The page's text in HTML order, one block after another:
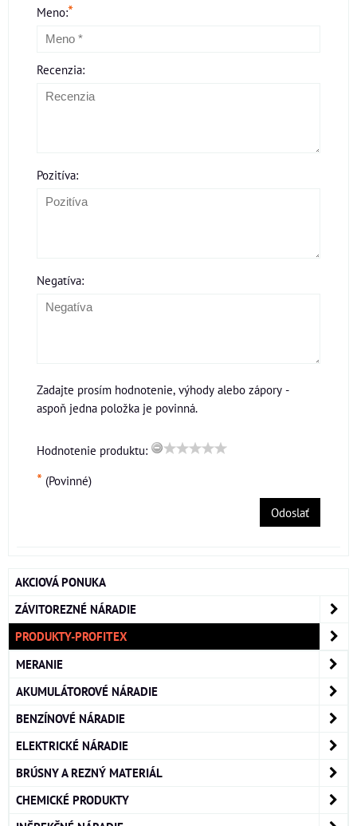
Meno:*
Recenzia:
Pozitíva:
Negatíva:
Zadajte prosím hodnotenie, výhody alebo zápory -
aspoň jedna položka je povinná.
Hodnotenie produktu:
* (Povinné)
Odoslať
AKCIOVÁ PONUKA
ZÁVITOREZNÉ NÁRADIE
PRODUKTY-PROFITEX
MERANIE
AKUMULÁTOROVÉ NÁRADIE
BENZÍNOVÉ NÁRADIE
ELEKTRICKÉ NÁRADIE
BRÚSNY A REZNÝ MATERIÁL
CHEMICKÉ PRODUKTY